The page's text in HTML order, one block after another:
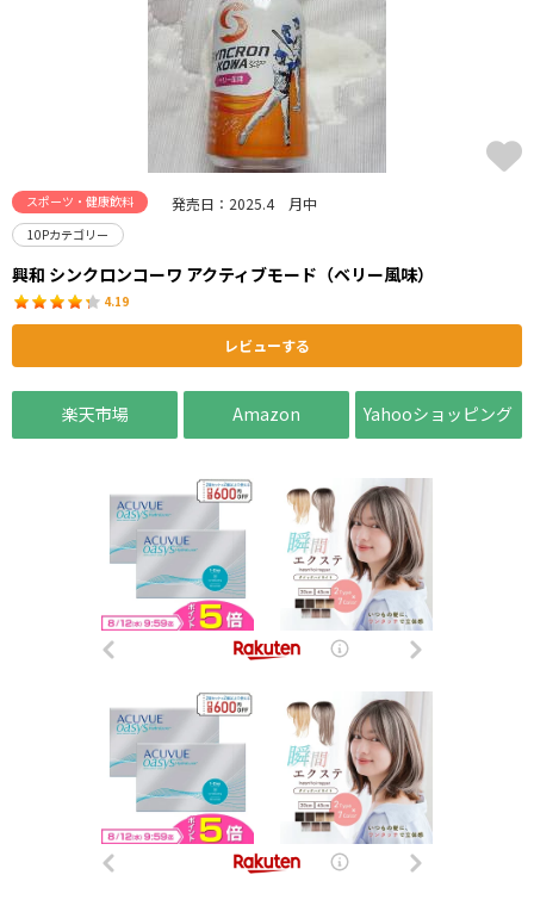
スポーツ・健康飲料 発売日：2025.4 月中
10Pカテゴリー
興和 シンクロンコーワ アクティブモード（ベリー風味）
4.19
レビューする
楽天市場 Amazon Yahooショッピング